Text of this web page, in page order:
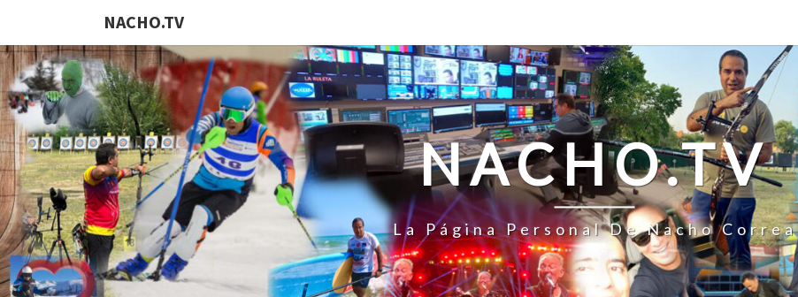
NACHO.TV
NACHO.TV
La Página Personal De Nacho Correa